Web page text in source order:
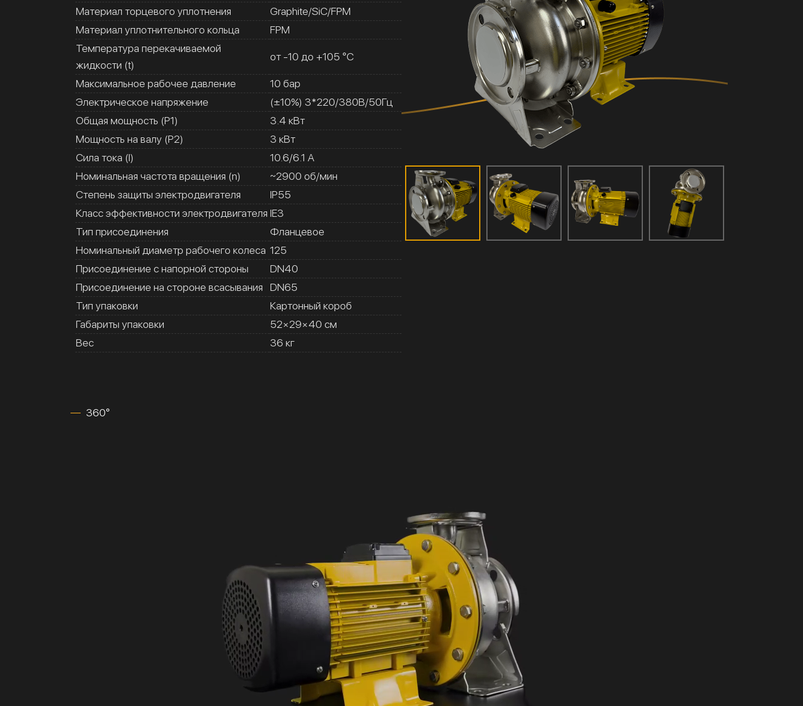
Материал торцевого уплотнения
Graphite/SiC/FPM
Материал уплотнительного кольца
FPM
Температура перекачиваемой
жидкости (t)
от -10 до +105 °C
Максимальное рабочее давление
10 бар
Электрическое напряжение
(±10%) 3*220/380В/50Гц
Общая мощность (Р1)
3.4 кВт
Мощность на валу (Р2)
3 кВт
Сила тока (I)
10.6/6.1 A
Номинальная частота вращения (n)
~2900 об/мин
Степень защиты электродвигателя
IP55
Класс эффективности электродвигателя IE3
Тип присоединения
Фланцевое
Номинальный диаметр рабочего колеса 125
Присоединение с напорной стороны
DN40
Присоединение на стороне всасывания
DN65
Тип упаковки
Картонный короб
Габариты упаковки
52×29×40 см
Вес
36 кг
360°